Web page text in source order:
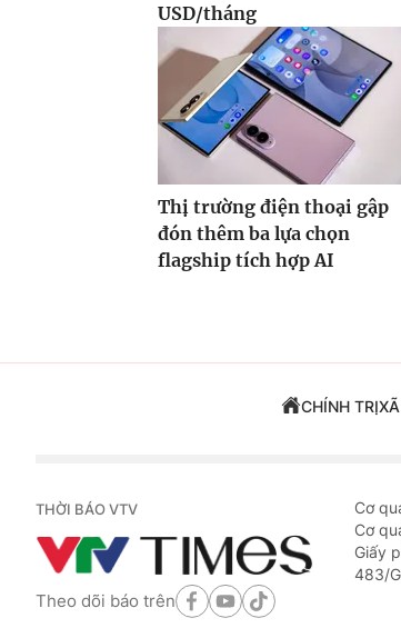
USD/tháng
Thị trường điện thoại gập
đón thêm ba lựa chọn
flagship tích hợp AI
CHÍNH TRỊ
THỜI BÁO VTV
Theo dõi báo trên
Cơ
Cơ
Giấy
483/